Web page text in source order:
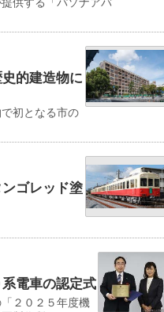
的建造物に
初となる市の
ゴレッド塗
電車の認定式
２０２５年度機